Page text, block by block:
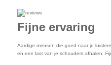
Fijne ervaring
Aardige mensen die goed naar je
en een last van je schouders afhalen.